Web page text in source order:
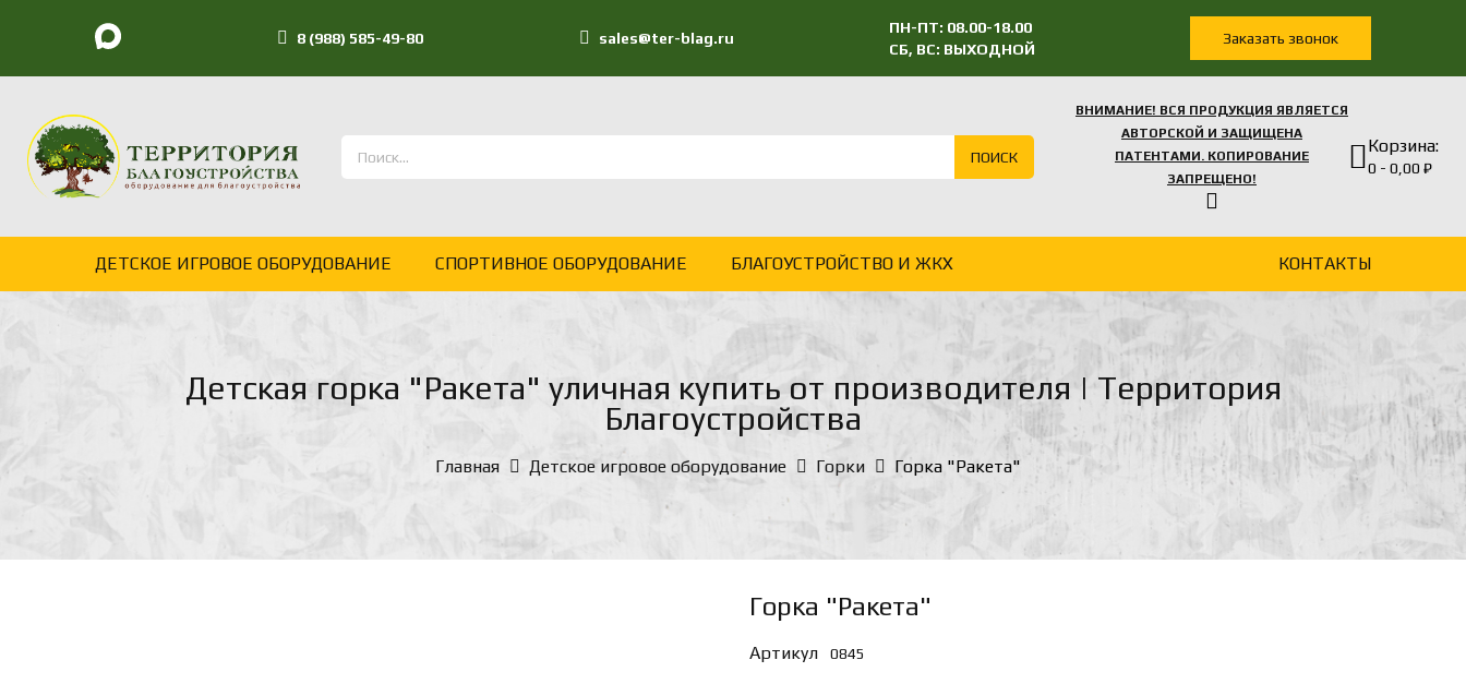
8 (988) 585-49-80 sales@ter-blag.ru
ПН-ПТ: 08.00-18.00
СБ, ВС: ВЫХОДНОЙ
Заказать звонок
ПОИСК
ВНИМАНИЕ! ВСЯ ПРОДУКЦИЯ ЯВЛЯЕТСЯ
АВТОРСКОЙ И ЗАЩИЩЕНА
ПАТЕНТАМИ. КОПИРОВАНИЕ
ЗАПРЕЩЕНО!
Корзина:
0 - 0,00 ₽
ДЕТСКОЕ ИГРОВОЕ ОБОРУДОВАНИЕ СПОРТИВНОЕ ОБОРУДОВАНИЕ БЛАГОУСТРОЙСТВО И ЖКХ КОНТАКТЫ
Детская горка "Ракета" уличная купить от производителя | Территория
Благоустройства
Главная Детское игровое оборудование Горки Горка "Ракета"
Горка "Ракета"
Артикул 0845